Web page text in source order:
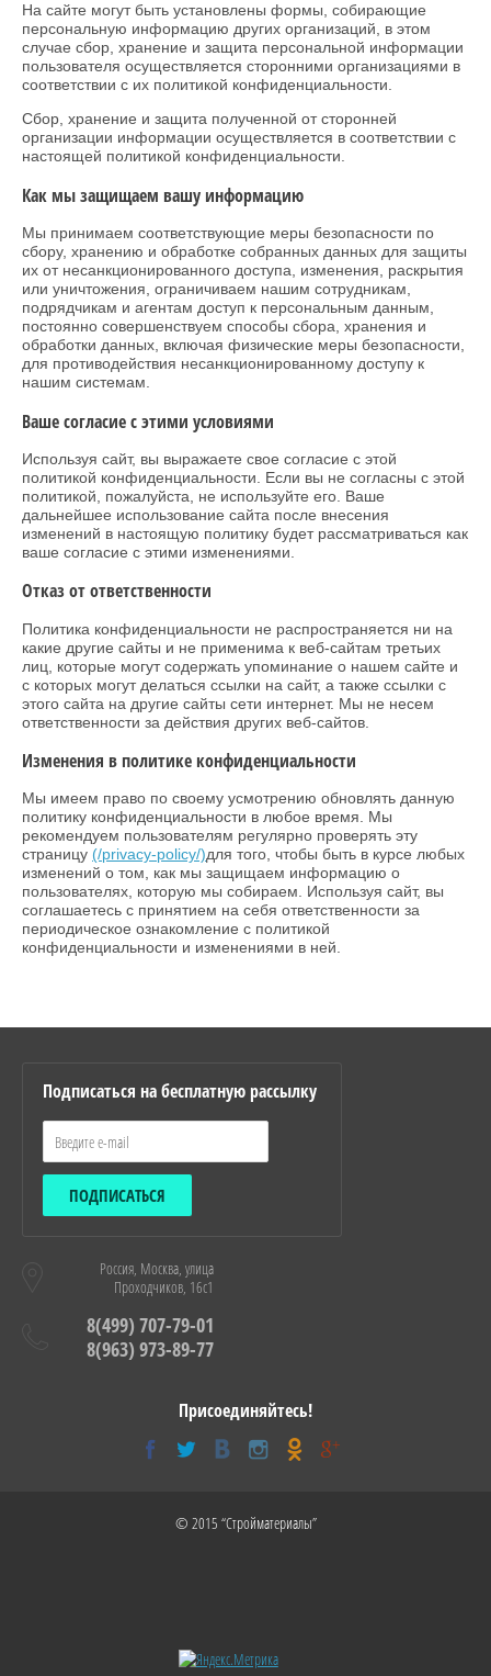
На сайте могут быть установлены формы, собирающие
персональную информацию других организаций, в этом
случае сбор, хранение и защита персональной информации
пользователя осуществляется сторонними организациями в
соответствии с их политикой конфиденциальности.
Сбор, хранение и защита полученной от сторонней
организации информации осуществляется в соответствии с
настоящей политикой конфиденциальности.
Как мы защищаем вашу информацию
Мы принимаем соответствующие меры безопасности по
сбору, хранению и обработке собранных данных для защиты
их от несанкционированного доступа, изменения, раскрытия
или уничтожения, ограничиваем нашим сотрудникам,
подрядчикам и агентам доступ к персональным данным,
постоянно совершенствуем способы сбора, хранения и
обработки данных, включая физические меры безопасности,
для противодействия несанкционированному доступу к
нашим системам.
Ваше согласие с этими условиями
Используя сайт, вы выражаете свое согласие с этой
политикой конфиденциальности. Если вы не согласны с этой
политикой, пожалуйста, не используйте его. Ваше
дальнейшее использование сайта после внесения
изменений в настоящую политику будет рассматриваться как
ваше согласие с этими изменениями.
Отказ от ответственности
Политика конфиденциальности не распространяется ни на
какие другие сайты и не применима к веб-сайтам третьих
лиц, которые могут содержать упоминание о нашем сайте и
с которых могут делаться ссылки на сайт, а также ссылки с
этого сайта на другие сайты сети интернет. Мы не несем
ответственности за действия других веб-сайтов.
Изменения в политике конфиденциальности
Мы имеем право по своему усмотрению обновлять данную
политику конфиденциальности в любое время. Мы
рекомендуем пользователям регулярно проверять эту
страницу (/privacy-policy/)для того, чтобы быть в курсе любых
изменений о том, как мы защищаем информацию о
пользователях, которую мы собираем. Используя сайт, вы
соглашаетесь с принятием на себя ответственности за
периодическое ознакомление с политикой
конфиденциальности и изменениями в ней.
Подписаться на бесплатную рассылку
ПОДПИСАТЬСЯ
Россия, Москва, улица
Проходчиков, 16с1
8(499) 707-79-01
8(963) 973-89-77
Присоединяйтесь!
© 2015 “Стройматериалы”